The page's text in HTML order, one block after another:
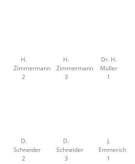
H.
Zimmermann
2
H.
Zimmermann
3
Dr. H.
Müller
1
D.
Schneider
2
D.
Schneider
3
J.
Emmerich
1